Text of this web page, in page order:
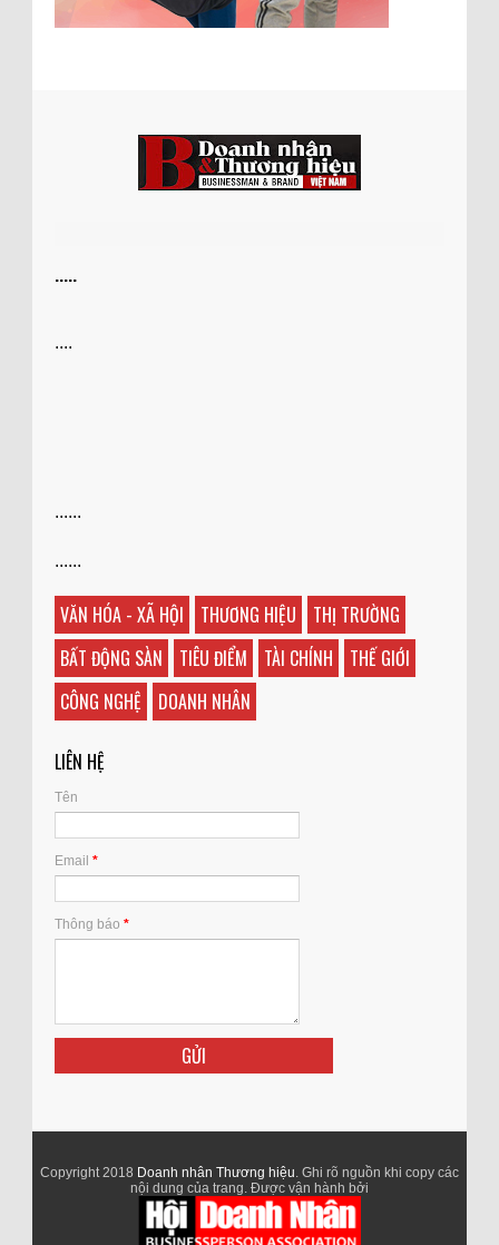
.....
....
......
......
VĂN HÓA - XÃ HỘI THƯƠNG HIỆU
THỊ TRƯỜNG
BẤT ĐỘNG SÀN
TIÊU ĐIỂM TÀI CHÍNH
THẾ GIỚI
CÔNG NGHỆ
DOANH NHÂN
LIÊN HỆ
Tên
Email *
Thông báo *
Copyright 2018 Doanh nhân Thương hiệu . Ghi rõ nguồn khi copy các
nội dung của trang. Được vận hành bởi